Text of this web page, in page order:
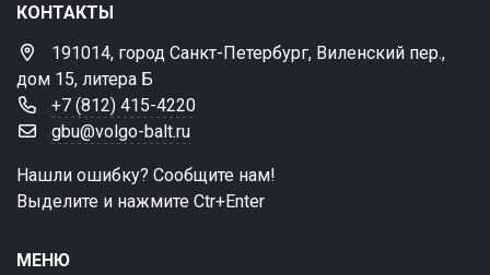
КОНТАКТЫ
191014, город Санкт-Петербург, Виленский пер.,
дом 15, литера Б
+7 (812) 415-4220
gbu@volgo-balt.ru
Нашли ошибку? Сообщите нам!
Выделите и нажмите Ctr+Enter
МЕНЮ